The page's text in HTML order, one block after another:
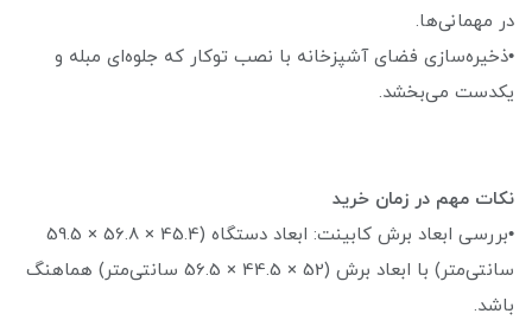
در مهمانی‌ها.
•ذخیره‌سازی فضای آشپزخانه با نصب توکار که جلوه‌ای مبله و
یکدست می‌بخشد.
نکات مهم در زمان خرید
•بررسی ابعاد برش کابینت: ابعاد دستگاه (45.4 × 56.8 × 59.5
سانتی‌متر) با ابعاد برش (52 × 44.5 × 56.5 سانتی‌متر) هماهنگ
باشد.